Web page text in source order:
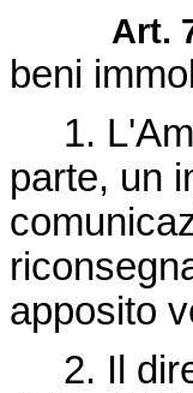
Art.
beni
1.
parte, un
apposito
2. Il